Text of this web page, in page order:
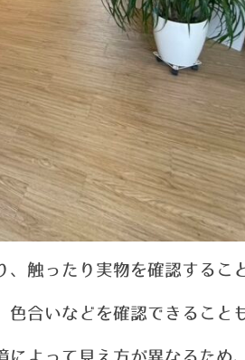
触ったり実物を確認するこ
合いなどを確認できること